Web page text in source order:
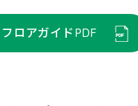
フロアガイドPDF